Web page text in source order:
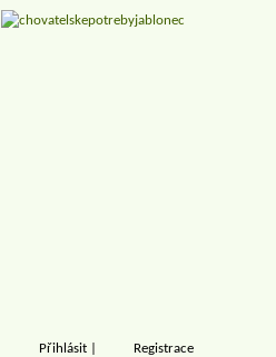
Přihlásit Registrace